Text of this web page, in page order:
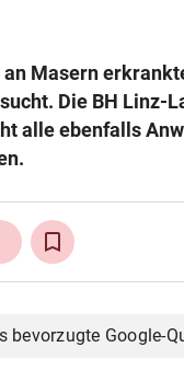
Masern
Die BH Linz-
alle ebenfalls
bevorzugte Google-